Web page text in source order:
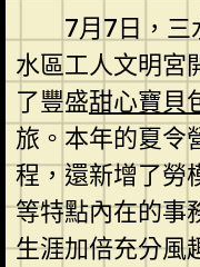
7月7日，三
水區工人文明宮
了豐盛甜心寶貝
旅。本年的夏令
程，還新增了勞
等特點內在的事
生涯加倍充分風